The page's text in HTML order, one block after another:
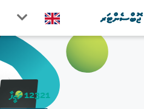
12321 ވަޒީފާ